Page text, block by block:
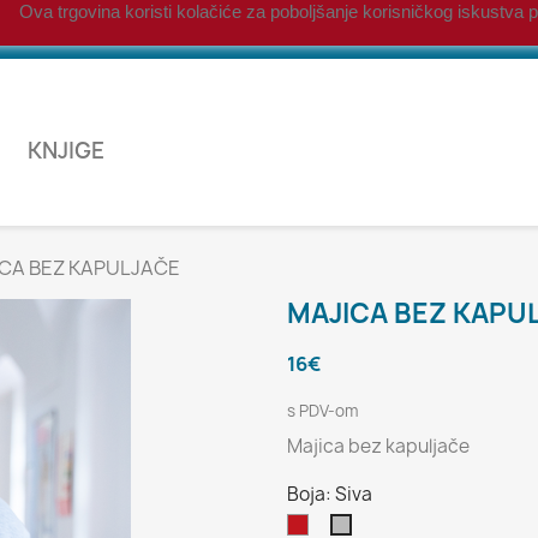
KNJIGE
BEZ KAPULJAČE
MAJICA BEZ
16€
s PDV-om
Majica bez kapuljače
Boja: Siva
Ova trgovina koristi kolačiće za poboljšanje korisničkog iskustva